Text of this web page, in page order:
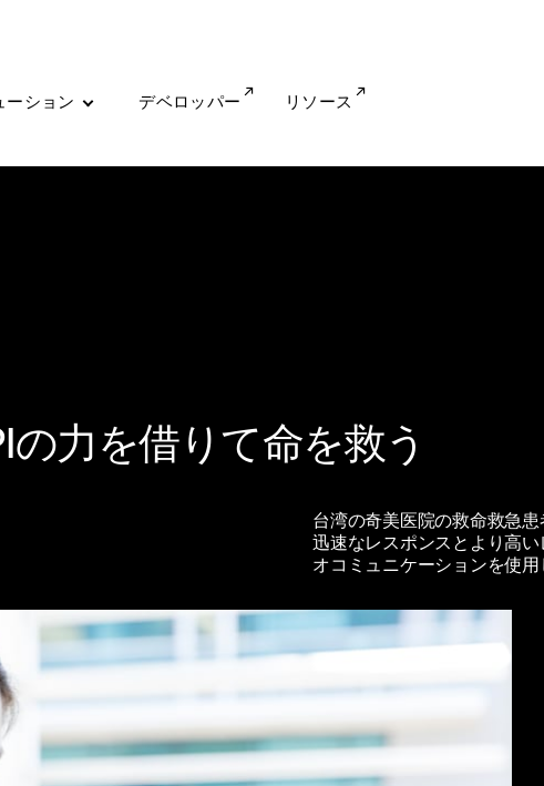
ーション デベロッパー リソース
力を借りて命を救う
台湾の奇美医院の救命救急
迅速なレスポンスとより高
オコミュニケーションを使